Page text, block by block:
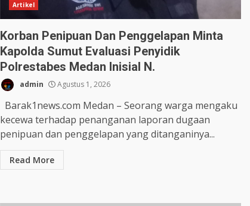
Artikel
Korban Penipuan Dan Penggelapan Minta
Kapolda Sumut Evaluasi Penyidik
Polrestabes Medan Inisial N.
admin Agustus 1, 2026
Barak1news.com Medan – Seorang warga mengaku
kecewa terhadap penanganan laporan dugaan
penipuan dan penggelapan yang ditanganinya...
Read More